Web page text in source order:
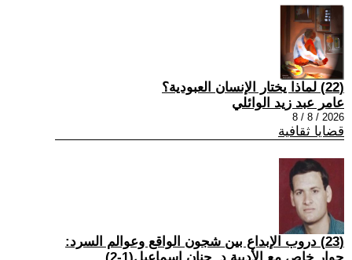
(22) لماذا يختار الإنسان العبودية؟
عامر عبد زيد الوائلي
2026 / 8 / 8
قضايا ثقافية
(23) دروب الإبداع بين شجون الواقع وعوالم السرد: